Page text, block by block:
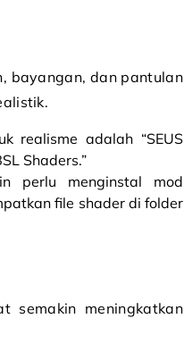
bayangan, dan pantulan
realisme adalah “SEUS
Shaders.”
perlu menginstal mod
file shader di folder
semakin meningkatkan